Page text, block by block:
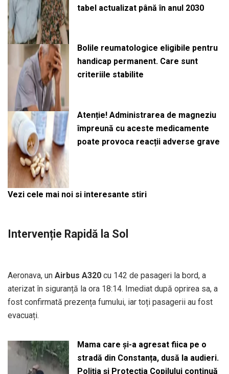
tabel actualizat până în anul 2030
Bolile reumatologice eligibile pentru
handicap permanent. Care sunt
criteriile stabilite
Atenție! Administrarea de magneziu
împreună cu aceste medicamente
poate provoca reacții adverse grave
Vezi cele mai noi si interesante stiri
Intervenție Rapidă la Sol
Aeronava, un Airbus A320 cu 142 de pasageri la bord, a
aterizat în siguranță la ora 18:14. Imediat după oprirea sa, a
fost confirmată prezența fumului, iar toți pasagerii au fost
evacuați.
Mama care și-a agresat fiica pe o
stradă din Constanța, dusă la audieri.
Poliția și Protecția Copilului continuă